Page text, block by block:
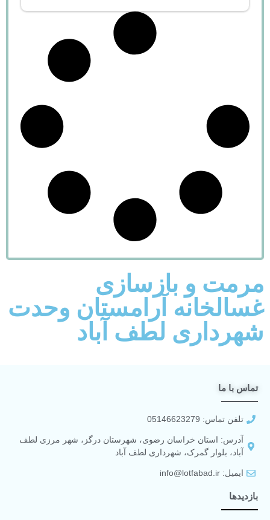
مرمت و بازسازی
غسالخانه آرامستان وحدت
شهرداری لطف آباد
بازدیدها
تماس با ما
تلفن تماس: 05146623279
آدرس: استان خراسان رضوی، شهرستان درگز، شهر مرزی لطف
آباد، بلوار گمرک، شهرداری لطف آباد
ایمیل: info@lotfabad.ir